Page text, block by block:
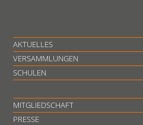
AKTUELLES
VERSAMMLUNGEN
SCHULEN
MITGLIEDSCHAFT
PRESSE